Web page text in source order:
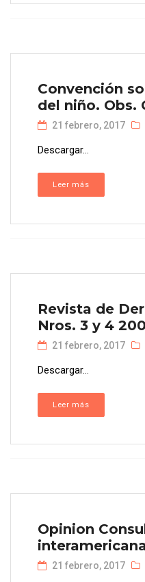
Convención
del niño. Obs.
21 febrero, 2017
Descargar...
Leer más
Revista de
Nros. 3 y 4
21 febrero, 2017
Descargar...
Leer más
Opinion
21 febrero, 2017